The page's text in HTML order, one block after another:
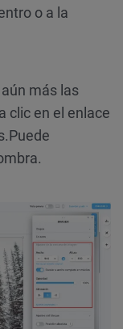
o a la
más las
clic en el enlace
Puede